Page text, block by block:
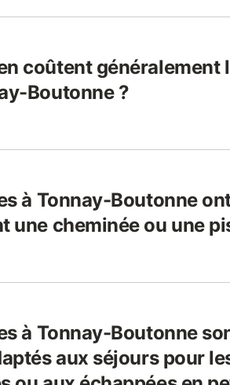
coûtent généralement
Boutonne ?
à Tonnay-Boutonne
une cheminée ou une
à Tonnay-Boutonne
aux séjours pour